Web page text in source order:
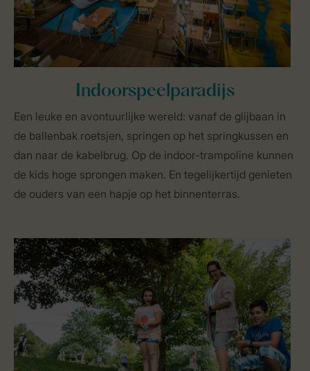
Indoorspeelparadijs
Een leuke en avontuurlijke wereld: vanaf de glijbaan in
de ballenbak roetsjen, springen op het springkussen en
dan naar de kabelbrug. Op de indoor-trampoline kunnen
de kids hoge sprongen maken. En tegelijkertijd genieten
de ouders van een hapje op het binnenterras.